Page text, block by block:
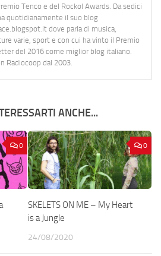
Tenco e del Rockol Awards. Da sedici
quotidianamente il suo blog
dove parla di musica,
varie, sport e con cui ha vinto il Premio
del 2016 come miglior blog italiano.
Radiocoop dal 2003.
ANCHE...
0 0
SKELETS ON ME – My Heart
is a Jungle
24/08/2020